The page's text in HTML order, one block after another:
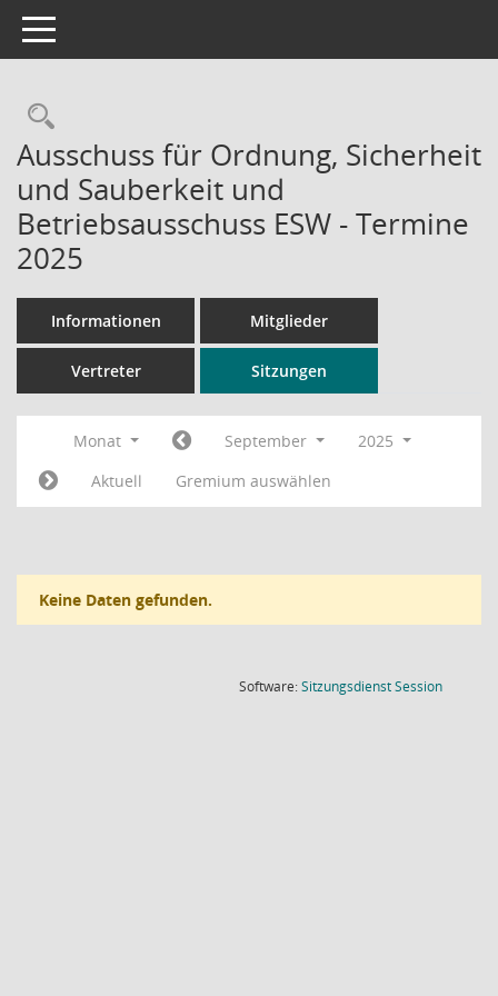
Toggle navigation
Rechercheauswahl
Ausschuss für Ordnung, Sicherheit
und Sauberkeit und
Betriebsausschuss ESW - Termine
2025
Informationen Mitglieder
Vertreter Sitzungen
Monat September
2025
Aktuell
Gremium auswählen
Keine Daten gefunden.
Software:SitzungsdienstSession(Wird in